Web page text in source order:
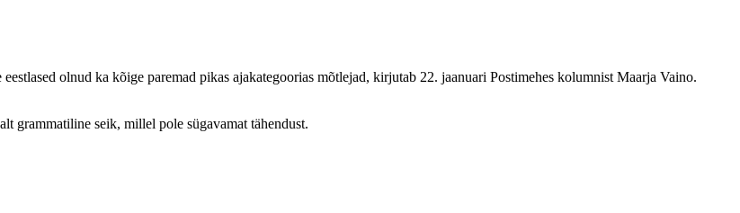
olnud ka kõige paremad pikas ajakategoorias mõtlejad, kirjutab 22. jaanuari Postimehes kolumnist Maarja Vaino.
grammatiline seik, millel pole sügavamat tähendust.